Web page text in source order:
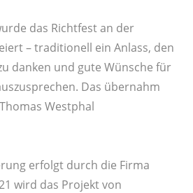
das Richtfest an der
– traditionell ein Anlass, den
danken und gute Wünsche für
Das übernahm
Westphal
erfolgt durch die Firma
wird das Projekt von